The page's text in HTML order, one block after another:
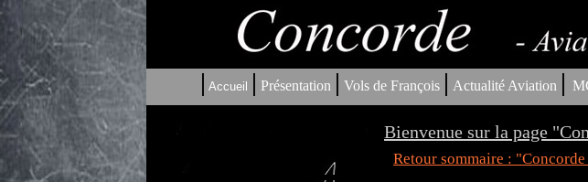
| Accueil | Présentation | Vols de François | Actualité Aviation |
Bienvenue sur la page
Retour sommaire :